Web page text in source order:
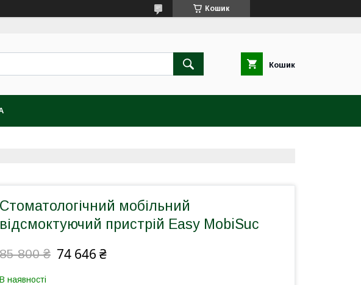
Кошик
Кошик
Стоматологічний мобільний
відсмоктуючий пристрій Easy MobiSuc
85 800 ₴ 74 646 ₴
В наявності